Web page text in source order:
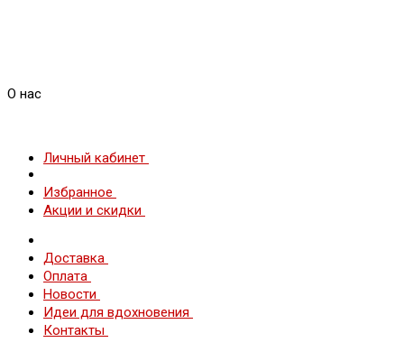
О нас
Личный кабинет
Избранное
Акции и скидки
Доставка
Оплата
Новости
Идеи для вдохновения
Контакты